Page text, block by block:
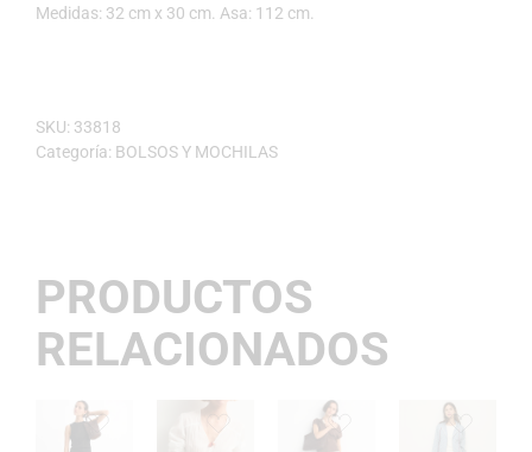
Medidas: 32 cm x 30 cm. Asa: 112 cm.
SKU: 33818
Categoría: BOLSOS Y MOCHILAS
PRODUCTOS
RELACIONADOS